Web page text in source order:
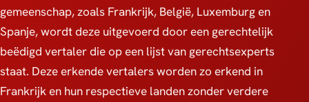
gemeenschap, zoals Frankrijk, België, Luxemburg en
Spanje, wordt deze uitgevoerd door een gerechtelijk
beëdigd vertaler die op een lijst van gerechtsexperts
staat. Deze erkende vertalers worden zo erkend in
Frankrijk en hun respectieve landen zonder verdere